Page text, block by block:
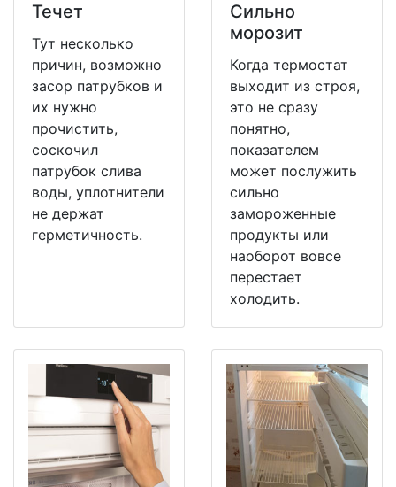
Течет
Тут несколько
причин, возможно
засор патрубков и
их нужно
прочистить,
соскочил
патрубок слива
воды, уплотнители
не держат
герметичность.
Сильно
морозит
Когда термостат
выходит из строя,
это не сразу
понятно,
показателем
может послужить
сильно
замороженные
продукты или
наоборот вовсе
перестает
холодить.